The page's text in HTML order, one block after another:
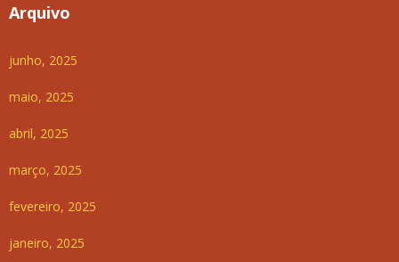
Arquivo
junho, 2025
maio, 2025
abril, 2025
março, 2025
fevereiro, 2025
janeiro, 2025